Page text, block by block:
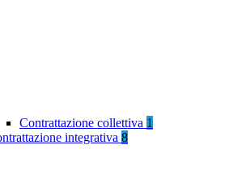
Contrattazione collettiva 1
integrativa 8